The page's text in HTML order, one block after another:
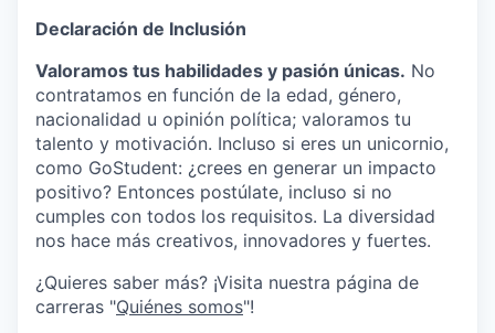
Declaración de Inclusión
Valoramos tus habilidades y pasión únicas. No
contratamos en función de la edad, género,
nacionalidad u opinión política; valoramos tu
talento y motivación. Incluso si eres un unicornio,
como GoStudent: ¿crees en generar un impacto
positivo? Entonces postúlate, incluso si no
cumples con todos los requisitos. La diversidad
nos hace más creativos, innovadores y fuertes.
¿Quieres saber más? ¡Visita nuestra página de
carreras "Quiénes somos"!